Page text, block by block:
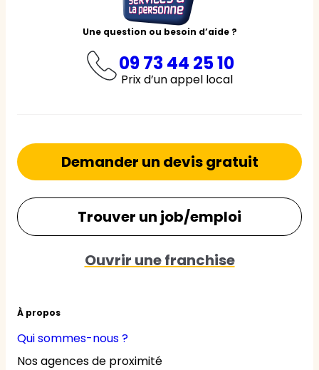
Une question ou besoin d’aide ?
09 73 44 25 10
Prix d’un appel local
À propos
Qui sommes-nous ?
Nos agences de proximité
Demander un devis gratuit
Trouver un job/emploi
Ouvrir une franchise